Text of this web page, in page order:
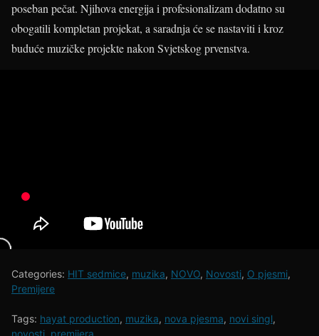
poseban pečat. Njihova energija i profesionalizam dodatno su
obogatili kompletan projekat, a saradnja će se nastaviti i kroz
buduće muzičke projekte nakon Svjetskog prvenstva.
Categories: HIT sedmice, muzika, NOVO, Novosti, O pjesmi,
Premijere
Tags: hayat production, muzika, nova pjesma, novi singl,